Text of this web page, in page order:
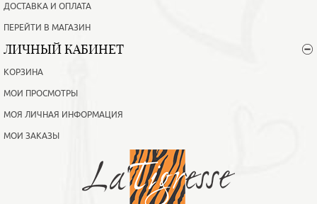
ДОСТАВКА И ОПЛАТА
ПЕРЕЙТИ В МАГАЗИН
ЛИЧНЫЙ КАБИНЕТ
КОРЗИНА
МОИ ПРОСМОТРЫ
МОЯ ЛИЧНАЯ ИНФОРМАЦИЯ
МОИ ЗАКАЗЫ